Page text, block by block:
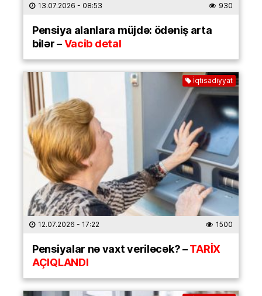
13.07.2026 - 08:53 930
Pensiya alanlara müjdə: ödəniş arta
bilər –Vacib detal
İqtisadiyyat
12.07.2026 - 17:22 1500
Pensiyalar nə vaxt veriləcək? –TARİX
AÇIQLANDI